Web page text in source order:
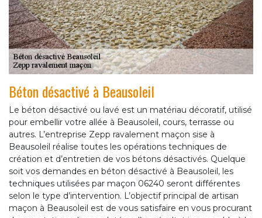
Béton désactivé à Beausoleil
Le béton désactivé ou lavé est un matériau décoratif, utilisé
pour embellir votre allée à Beausoleil, cours, terrasse ou
autres. L’entreprise Zepp ravalement maçon sise à
Beausoleil réalise toutes les opérations techniques de
création et d’entretien de vos bétons désactivés. Quelque
soit vos demandes en béton désactivé à Beausoleil, les
techniques utilisées par maçon 06240 seront différentes
selon le type d’intervention. L’objectif principal de artisan
maçon à Beausoleil est de vous satisfaire en vous procurant